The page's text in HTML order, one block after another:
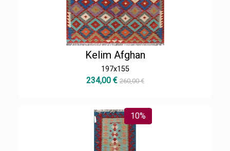
Kelim Afghan
197x155
234,00 € 260,00 €
10%